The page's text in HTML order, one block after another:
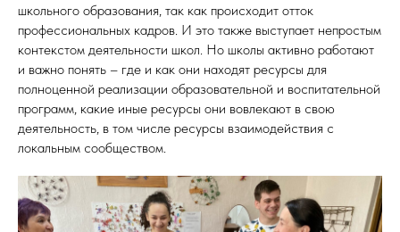
школьного образования, так как происходит отток
профессиональных кадров. И это также выступает непростым
контекстом деятельности школ. Но школы активно работают
и важно понять – где и как они находят ресурсы для
полноценной реализации образовательной и воспитательной
программ, какие иные ресурсы они вовлекают в свою
деятельность, в том числе ресурсы взаимодействия с
локальным сообществом.